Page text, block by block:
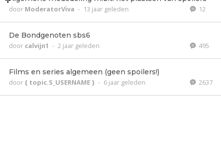
door ModeratorViva - 13 jaar geleden 12
De Bondgenoten sbs6
door calvijn1 - 2 jaar geleden 495
Films en series algemeen (geen spoilers!)
door{ topic.S_USERNAME } - 6 jaar geleden 2637